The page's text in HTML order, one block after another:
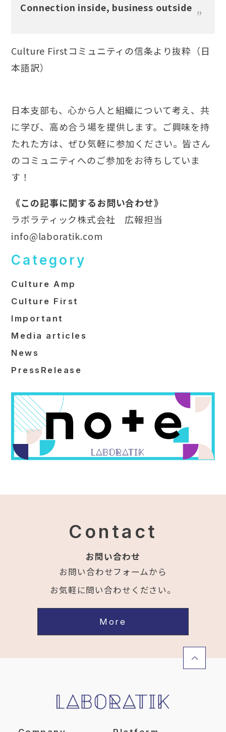
Connection inside, business outside
Culture Firstコミュニティの信条より抜粋（日
本語訳）
日本支部も、心から人と組織について考え、共
に学び、高め合う場を提供します。ご興味を持
たれた方は、ぜひ気軽に参加ください。皆さん
のコミュニティへのご参加をお待ちしていま
す！
《この記事に関するお問い合わせ》
ラボラティック株式会社 広報担当
info@laboratik.com
Category
Culture Amp
Culture First
Important
Media articles
News
PressRelease
Contact
お問い合わせ
お問い合わせフォームから
お気軽に問い合わせください。
More